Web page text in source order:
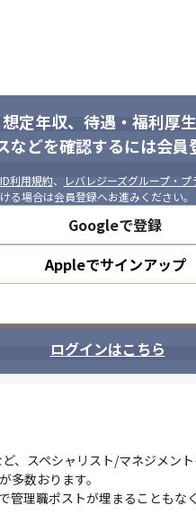
ットフォーム。
想定年収、待遇・福利厚生
などを確認するには会員
利用規約、 レバレジーズグループ・
る場合は会員登録へお進みください。
Googleで登録
Appleでサインアップ
ログインはこちら
、スペシャリスト/マネジメン
数おります。
理職ポストが埋まることもな